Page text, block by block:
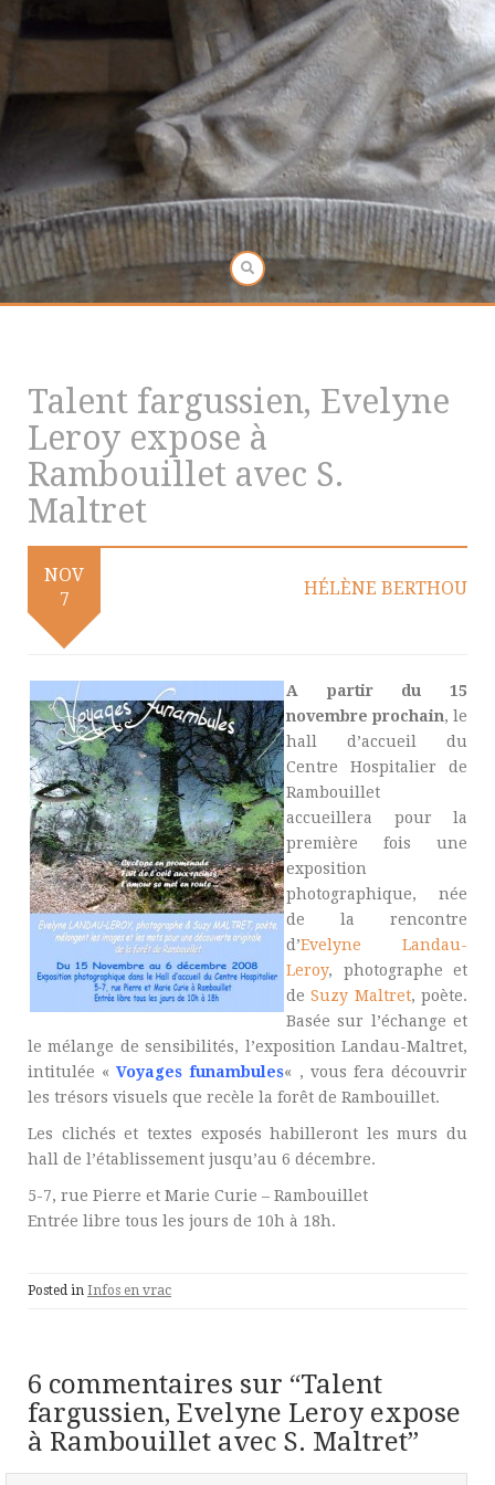
Talent fargussien, Evelyne
Leroy expose à
Rambouillet avec S.
Maltret
NOV
7
HÉLÈNE BERTHOU
A partir du 15
novembre prochain, le
hall d’accueil du
Centre Hospitalier de
Rambouillet
accueillera pour la
première fois une
exposition
photographique, née
de la rencontre
d’Evelyne Landau-
Leroy, photographe et
deSuzy Maltret, poète.
Basée sur l’échange et
le mélange de sensibilités, l’exposition Landau-Maltret,
intitulée «Voyages funambules« , vous fera découvrir
les trésors visuels que recèle la forêt de Rambouillet.
Les clichés et textes exposés habilleront les murs du
hall de l’établissement jusqu’au 6 décembre.
5-7, rue Pierre et Marie Curie – Rambouillet
Entrée libre tous les jours de 10h à 18h.
Posted in Infos en vrac
6 commentaires sur “Talent
fargussien, Evelyne Leroy expose
à Rambouillet avec S. Maltret”